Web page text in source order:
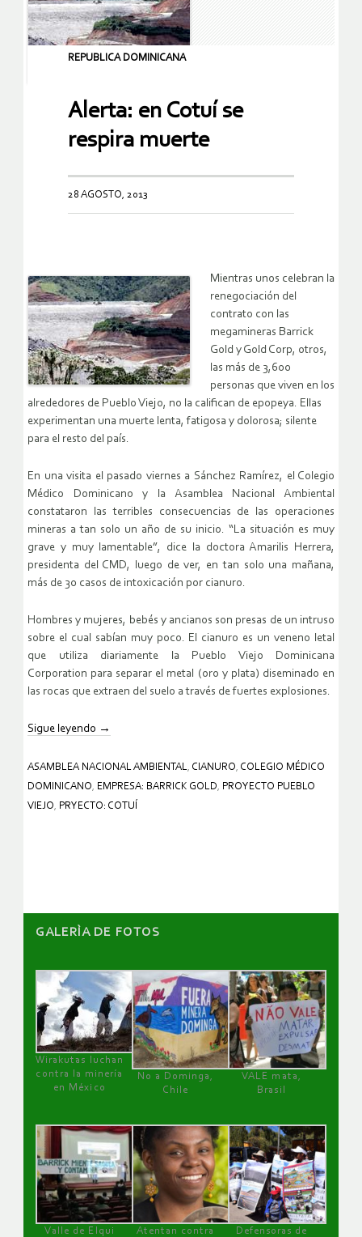
REPUBLICA DOMINICANA
Alerta: en Cotuí se
respira muerte
28 AGOSTO, 2013
Mientras unos celebran la
renegociación del
contrato con las
megamineras Barrick
Gold y Gold Corp, otros,
las más de 3,600
personas que viven en los
alrededores de Pueblo Viejo, no la califican de epopeya. Ellas
experimentan una muerte lenta, fatigosa y dolorosa; silente
para el resto del país.
En una visita el pasado viernes a Sánchez Ramírez, el Colegio
Médico Dominicano y la Asamblea Nacional Ambiental
constataron las terribles consecuencias de las operaciones
mineras a tan solo un año de su inicio. “La situación es muy
grave y muy lamentable”, dice la doctora Amarilis Herrera,
presidenta del CMD, luego de ver, en tan solo una mañana,
más de 30 casos de intoxicación por cianuro.
Hombres y mujeres, bebés y ancianos son presas de un intruso
sobre el cual sabían muy poco. El cianuro es un veneno letal
que utiliza diariamente la Pueblo Viejo Dominicana
Corporation para separar el metal (oro y plata) diseminado en
las rocas que extraen del suelo a través de fuertes explosiones.
Sigue leyendo →
ASAMBLEA NACIONAL AMBIENTAL CIANURO COLEGIO MÉDICO
DOMINICANO
EMPRESA: BARRICK GOLD
PROYECTO PUEBLO
VIEJO
PRYECTO: COTUÍ
GALERÌA DE FOTOS
Wirakutas luchan
contra la minería
en México
No a Dominga,
Chile
VALE mata,
Brasil
Valle de Elqui
Atentan contra
Defensoras de